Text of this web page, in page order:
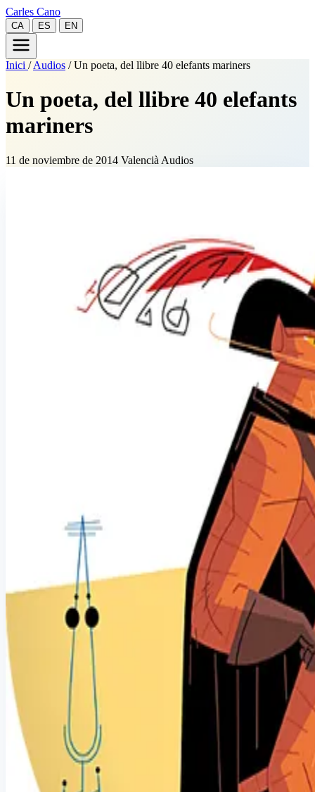
Carles Cano
CA ES EN
Inici / Audios / Un poeta, del llibre 40 elefants mariners
Un poeta, del llibre 40 elefants
mariners
11 de noviembre de 2014 Valencià Audios